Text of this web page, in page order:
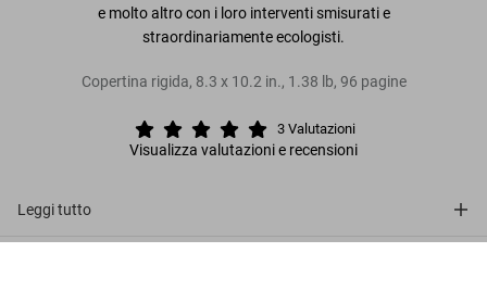
e molto altro con i loro interventi smisurati e
straordinariamente ecologisti.
Copertina rigida, 8.3 x 10.2 in., 1.38 lb, 96 pagine
3 Valutazioni
Visualizza valutazioni e recensioni
Leggi tutto